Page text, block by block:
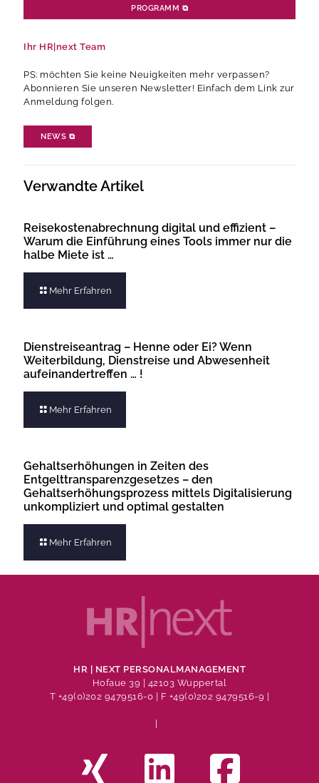
PROGRAMM ⧉
Ihr HR|next Team
PS: möchten Sie keine Neuigkeiten mehr verpassen?
Abonnieren Sie unseren Newsletter! Einfach dem Link zur
Anmeldung folgen.
NEWS ⧉
Verwandte Artikel
Reisekostenabrechnung digital und effizient –
Warum die Einführung eines Tools immer nur die
halbe Miete ist …
Mehr Erfahren
Dienstreiseantrag – Henne oder Ei? Wenn
Weiterbildung, Dienstreise und Abwesenheit
aufeinandertreffen … !
Mehr Erfahren
Gehaltserhöhungen in Zeiten des
Entgelttransparenzgesetzes – den
Gehaltserhöhungsprozess mittels Digitalisierung
unkompliziert und optimal gestalten
Mehr Erfahren
HR | NEXT PERSONALMANAGEMENT
Hofaue 39 | 42103 Wuppertal
T +49(0)202 9479516-0
| F +49(0)202 9479516-9 |